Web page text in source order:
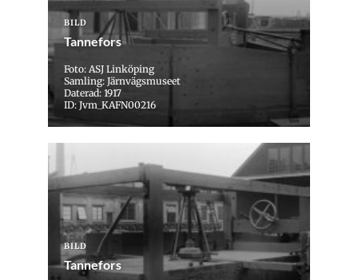
BILD
Tannefors
Foto: ASJ Linköping
Samling: Järnvägsmuseet
Daterad: 1917
ID: Jvm_KAFN00216
BILD
Tannefors